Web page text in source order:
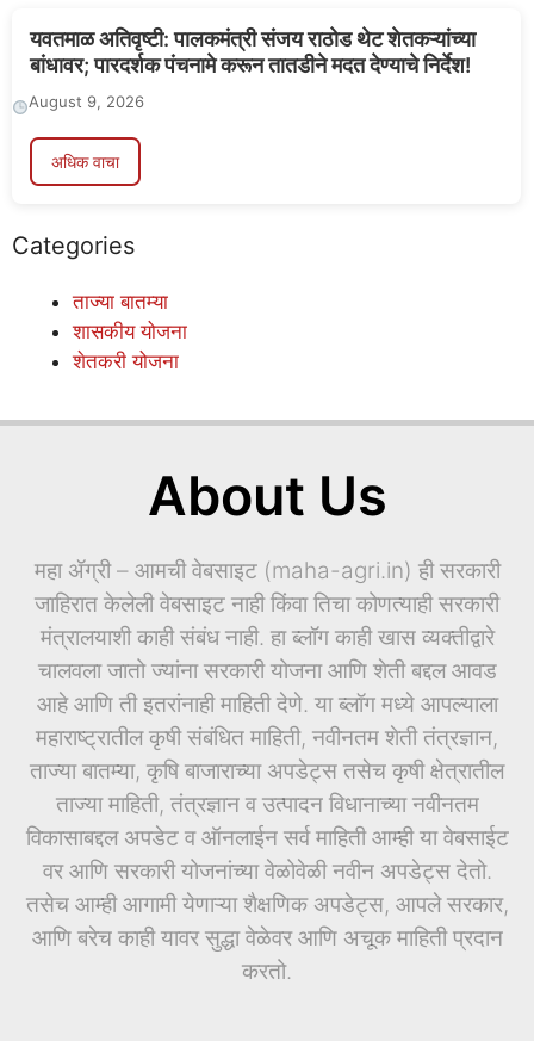
यवतमाळ अतिवृष्टी: पालकमंत्री संजय राठोड थेट शेतकऱ्यांच्या
बांधावर; पारदर्शक पंचनामे करून तातडीने मदत देण्याचे निर्देश!
August 9, 2026
अधिक वाचा
Categories
ताज्या बातम्या
शासकीय योजना
शेतकरी योजना
About Us
महा ॲग्री – आमची वेबसाइट (maha-agri.in) ही सरकारी
जाहिरात केलेली वेबसाइट नाही किंवा तिचा कोणत्याही सरकारी
मंत्रालयाशी काही संबंध नाही. हा ब्लॉग काही खास व्यक्तीद्वारे
चालवला जातो ज्यांना सरकारी योजना आणि शेती बद्दल आवड
आहे आणि ती इतरांनाही माहिती देणे. या ब्लॉग मध्ये आपल्याला
महाराष्ट्रातील कृषी संबंधित माहिती, नवीनतम शेती तंत्रज्ञान,
ताज्या बातम्या, कृषि बाजाराच्या अपडेट्स तसेच कृषी क्षेत्रातील
ताज्या माहिती, तंत्रज्ञान व उत्पादन विधानाच्या नवीनतम
विकासाबद्दल अपडेट व ऑनलाईन सर्व माहिती आम्ही या वेबसाईट
वर आणि सरकारी योजनांच्या वेळोवेळी नवीन अपडेट्स देतो.
तसेच आम्ही आगामी येणाऱ्या शैक्षणिक अपडेट्स, आपले सरकार,
आणि बरेच काही यावर सुद्धा वेळेवर आणि अचूक माहिती प्रदान
करतो.